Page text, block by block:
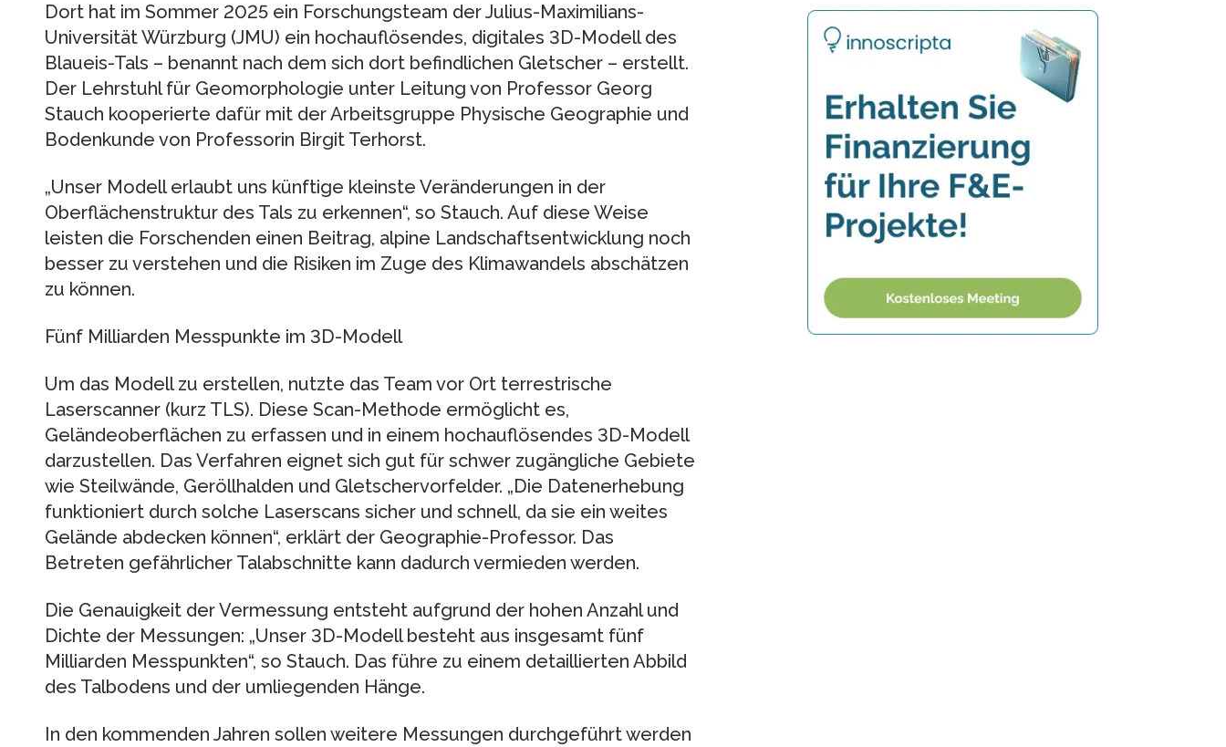
Dort hat im Sommer 2025 ein Forschungsteam der Julius-Maximilians-
Universität Würzburg (JMU) ein hochauflösendes, digitales 3D-Modell des
Blaueis-Tals – benannt nach dem sich dort befindlichen Gletscher – erstellt.
Der Lehrstuhl für Geomorphologie unter Leitung von Professor Georg
Stauch kooperierte dafür mit der Arbeitsgruppe Physische Geographie und
Bodenkunde von Professorin Birgit Terhorst.
„Unser Modell erlaubt uns künftige kleinste Veränderungen in der
Oberflächenstruktur des Tals zu erkennen“, so Stauch. Auf diese Weise
leisten die Forschenden einen Beitrag, alpine Landschaftsentwicklung noch
besser zu verstehen und die Risiken im Zuge des Klimawandels abschätzen
zu können.
Fünf Milliarden Messpunkte im 3D-Modell
Um das Modell zu erstellen, nutzte das Team vor Ort terrestrische
Laserscanner (kurz TLS). Diese Scan-Methode ermöglicht es,
Geländeoberflächen zu erfassen und in einem hochauflösendes 3D-Modell
darzustellen. Das Verfahren eignet sich gut für schwer zugängliche Gebiete
wie Steilwände, Geröllhalden und Gletschervorfelder. „Die Datenerhebung
funktioniert durch solche Laserscans sicher und schnell, da sie ein weites
Gelände abdecken können“, erklärt der Geographie-Professor. Das
Betreten gefährlicher Talabschnitte kann dadurch vermieden werden.
Die Genauigkeit der Vermessung entsteht aufgrund der hohen Anzahl und
Dichte der Messungen: „Unser 3D-Modell besteht aus insgesamt fünf
Milliarden Messpunkten“, so Stauch. Das führe zu einem detaillierten Abbild
des Talbodens und der umliegenden Hänge.
In den kommenden Jahren sollen weitere Messungen durchgeführt werden